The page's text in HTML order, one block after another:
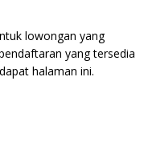
lowongan yang
yang tersedia
halaman ini.